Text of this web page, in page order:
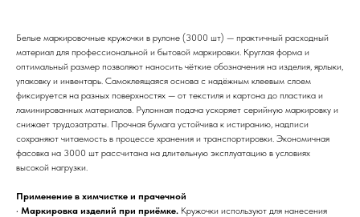
Белые маркировочные кружочки в рулоне (3000 шт) — практичный расходный
материал для профессиональной и бытовой маркировки. Круглая форма и
оптимальный размер позволяют наносить чёткие обозначения на изделия, ярлыки,
упаковку и инвентарь. Самоклеящаяся основа с надёжным клеевым слоем
фиксируется на разных поверхностях — от текстиля и картона до пластика и
ламинированных материалов. Рулонная подача ускоряет серийную маркировку и
снижает трудозатраты. Прочная бумага устойчива к истиранию, надписи
сохраняют читаемость в процессе хранения и транспортировки. Экономичная
фасовка на 3000 шт рассчитана на длительную эксплуатацию в условиях
высокой нагрузки.
Применение в химчистке и прачечной
• Маркировка изделий при приёмке. Кружочки используют для нанесения